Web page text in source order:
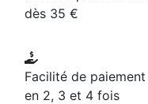
dès 35 €
Facilité de paiement
en 2, 3 et 4 fois